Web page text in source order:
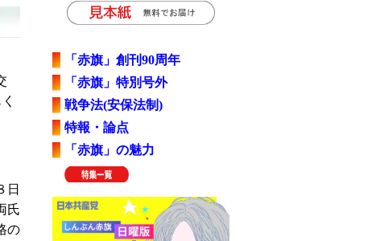
日
氏
の
「赤旗」創刊90周年
「赤旗」特別号外
戦争法(安保法制)
特報・論点
「赤旗」の魅力